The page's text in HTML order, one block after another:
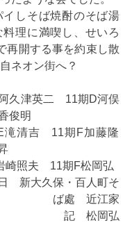
イしそば焼酎のそば湯
理に満喫し、せいろ
再開する事を約束し散
ネオン街へ？
久津英二　11期D河俣
俊明
11期F岩崎照夫　11期F松岡弘
　新大久保・百人町そ
ば處　近江家
記　松岡弘